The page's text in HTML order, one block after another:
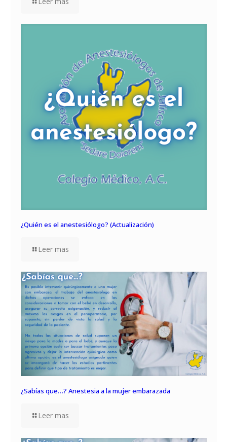
¿Quién es el anestesiólogo? (Actualización)
Leer mas
¿Sabías que…? Anestesia a la mujer embarazada
Leer mas